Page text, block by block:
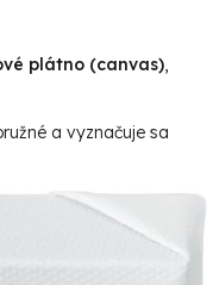
plátno (canvas),
a vyznačuje sa